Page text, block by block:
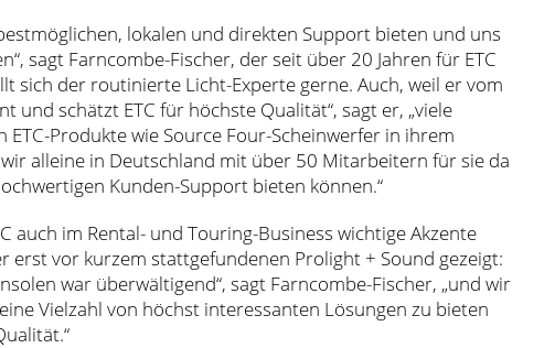
lokalen und direkten Support bieten und uns
sagt Farncombe-Fischer, der seit über 20 Jahren für ETC
sich der routinierte Licht-Experte gerne. Auch, weil er vom
und schätzt ETC für höchste Qualität“, sagt er, „viele
Produkte wie Source Four-Scheinwerfer in ihrem
alleine in Deutschland mit über 50 Mitarbeitern für sie da
Kunden-Support bieten können.“
auch im Rental- und Touring-Business wichtige Akzente
erst vor kurzem stattgefundenen Prolight + Sound gezeigt:
war überwältigend“, sagt Farncombe-Fischer, „und wir
Vielzahl von höchst interessanten Lösungen zu bieten